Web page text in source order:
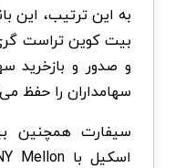
به این ترتیب، این
و صدور و بازخرید
سهامداران را حفظ
سیفارت همچنین